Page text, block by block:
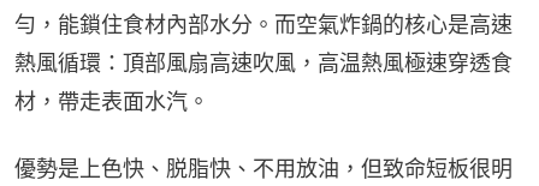
勻，能鎖住食材內部水分。而空氣炸鍋的核心是高速
熱風循環：頂部風扇高速吹風，高温熱風極速穿透食
材，帶走表面水汽。
優勢是上色快、脱脂快、不用放油，但致命短板很明